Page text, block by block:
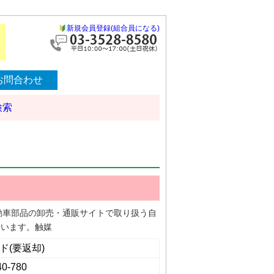
新規会員登録(組合員になる)
問合わせ
索
部品の卸売・通販サイトで取り扱う自
ます。触媒
(要返却)
780